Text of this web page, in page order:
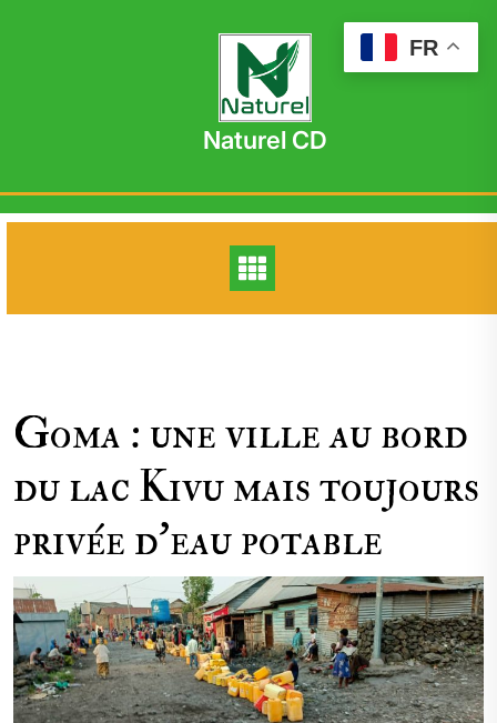
Naturel CD
Goma : une ville au bord
du lac Kivu mais toujours
privée d’eau potable
FR